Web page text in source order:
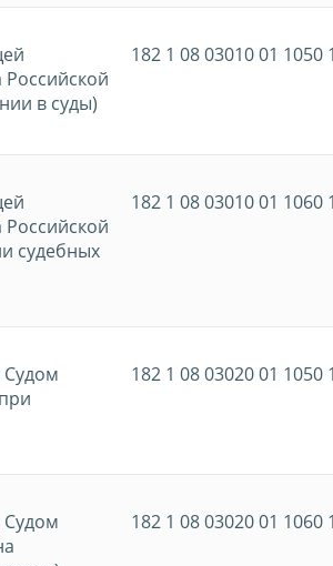
в суды)
182 1 08 03010 01 1050
судебных
182 1 08 03010 01 1060
182 1 08 03020 01 1050
182 1 08 03020 01 1060